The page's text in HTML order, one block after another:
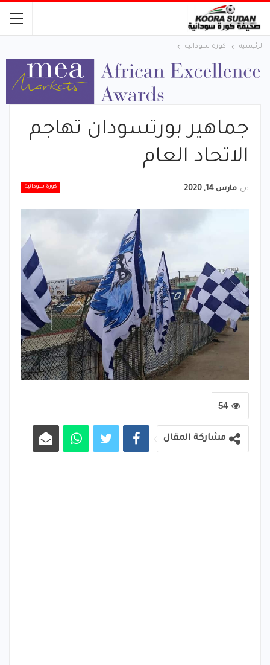
الرئيسية كورة سودانية
جماهير بورتسودان تهاجم
الاتحاد العام
كورة سودانية في مارس 14, 2020
54
مشاركة المقال